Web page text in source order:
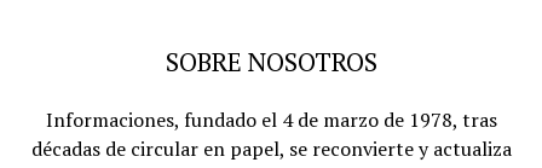
SOBRE NOSOTROS
Informaciones, fundado el 4 de marzo de 1978, tras
décadas de circular en papel, se reconvierte y actualiza